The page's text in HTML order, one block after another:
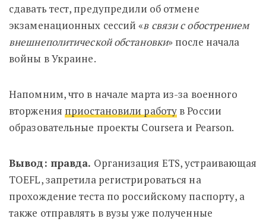
сдавать тест, предупредили об отмене
экзаменационных сессий «в связи с обострением
внешнеполитической обстановки» после начала
войны в Украине.
Напомним, что в начале марта из-за военного
вторжения приостановили работу в России
образовательные проекты Coursera и Pearson.
Вывод: правда. Организация ETS, устраивающая
TOEFL, запретила регистрироваться на
прохождение теста по российскому паспорту, а
также отправлять в вузы уже полученные